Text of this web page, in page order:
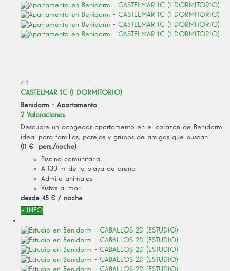
4 1
CASTELMAR 1C (1 DORMITORIO)
Benidorm - Apartamento
2 Valoraciones
Descubre un acogedor apartamento en el corazón de Benidorm,
ideal para familias, parejas y grupos de amigos que buscan...
(11 € pers./noche)
Piscina comunitaria
A 130 m de la playa de arena
Admite animales
Vistas al mar
desde 45 € / noche
+ INFO